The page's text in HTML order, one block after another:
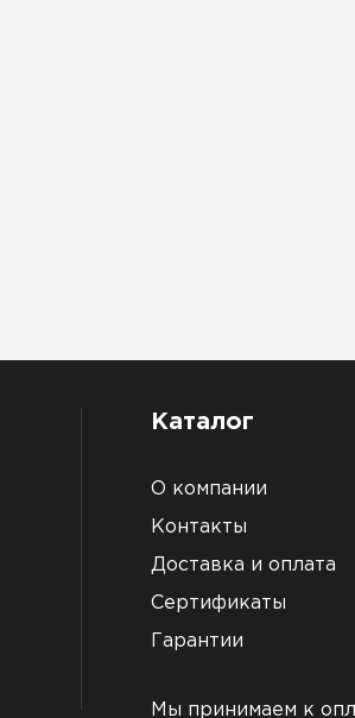
Каталог
О компании
Контакты
Доставка и оплата
Сертификаты
Гарантии
Мы принимаем к